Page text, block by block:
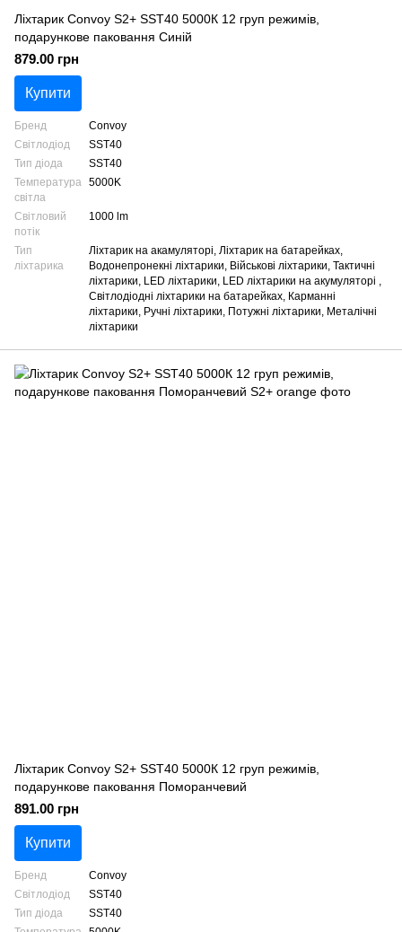
Ліхтарик Convoy S2+ SST40 5000К 12 груп режимів,
подарункове паковання Синій
879.00 грн
Купити
Бренд
Convoy
Світлодіод
SST40
Тип діода
SST40
Температура
світла
5000K
Світловий
потік
1000 lm
Тип
ліхтарика
Ліхтарик на акамуляторі, Ліхтарик на батарейках,
Водонепронекні ліхтарики, Військові ліхтарики, Тактичні
ліхтарики, LED ліхтарики, LED ліхтарики на акумуляторі ,
Світлодіодні ліхтарики на батарейках, Карманні
ліхтарики, Ручні ліхтарики, Потужні ліхтарики, Металічні
ліхтарики
Ліхтарик Convoy S2+ SST40 5000К 12 груп режимів,
подарункове паковання Поморанчевий
891.00 грн
Купити
Бренд
Convoy
Світлодіод
SST40
Тип діода
SST40